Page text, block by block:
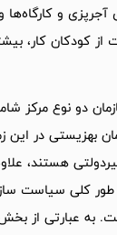
آجرپزی و
کودکان کار،
دو نوع مرکز
کلی سیاست
به عبارتی از